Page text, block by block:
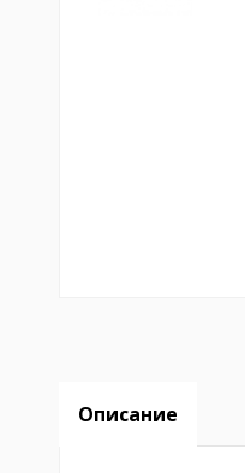
Описание